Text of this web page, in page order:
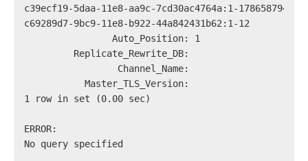
c39ecf19-5daa-11e8-aa9c-7cd30ac4764a:1-178658794,
c69289d7-9bc9-11e8-b922-44a842431b62:1-12
                Auto_Position: 1
         Replicate_Rewrite_DB:
                 Channel_Name:
           Master_TLS_Version:
1 row in set (0.00 sec)
ERROR:
No query specified